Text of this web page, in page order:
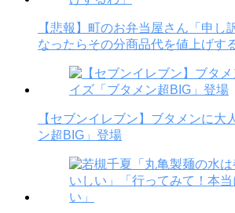
【悲報】町のお弁当屋さん「申し
なったらその分商品代を値上げす
【セブンイレブン】ブタメンに大
ン超BIG」登場